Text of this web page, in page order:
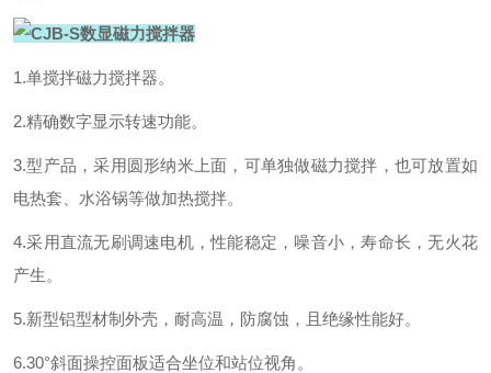
1.单搅拌磁力搅拌器。
2.精确数字显示转速功能。
3.型产品，采用圆形纳米上面，可单独做磁力搅拌，也可放置如
电热套、水浴锅等做加热搅拌。
4.采用直流无刷调速电机，性能稳定，噪音小，寿命长，无火花
产生。
5.新型铝型材制外壳，耐高温，防腐蚀，且绝缘性能好。
6.30°斜面操控面板适合坐位和站位视角。